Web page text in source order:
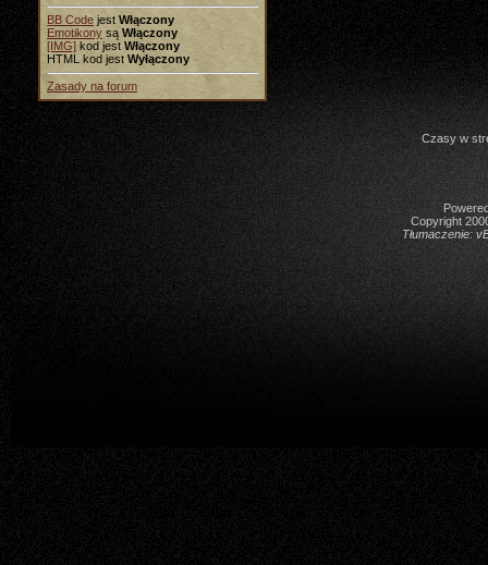
BB Code jest Włączony
Emotikony są Włączony
[IMG] kod jest Włączony
HTML kod jest Wyłączony
Zasady na forum
Czasy w
Copyright
Tłumaczenie: